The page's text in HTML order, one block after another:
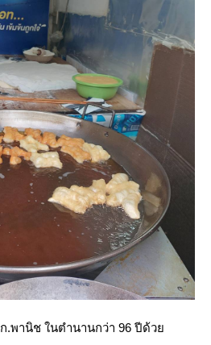
ก.พานิช ในตำนานกว่า 96 ปีด้ว